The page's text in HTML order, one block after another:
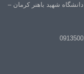
شهید باهنر کرمان –